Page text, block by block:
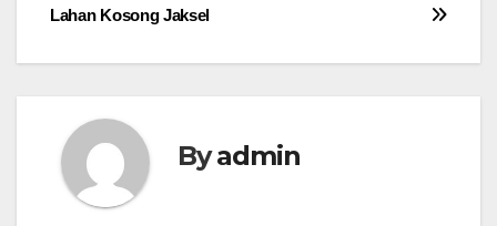
Lahan Kosong Jaksel
Byadmin